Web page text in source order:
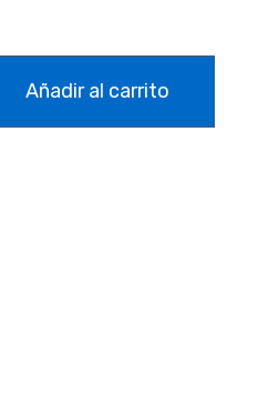
Añadir al carrito